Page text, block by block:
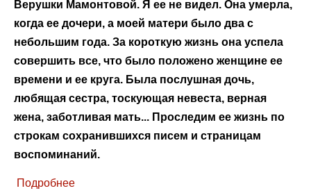
Верушки Мамонтовой. Я ее не видел. Она умерла,
когда ее дочери, а моей матери было два с
небольшим года. За короткую жизнь она успела
совершить все, что было положено женщине ее
времени и ее круга. Была послушная дочь,
любящая сестра, тоскующая невеста, верная
жена, заботливая мать... Проследим ее жизнь по
строкам сохранившихся писем и страницам
воспоминаний.
Подробнее